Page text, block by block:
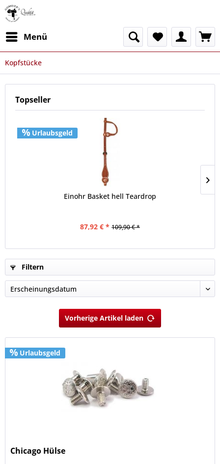
Menü
Kopfstücke
Topseller
Urlaubsgeld
Einohr Basket hell Teardrop
87,92 € * 109,90 € *
Filtern
Vorherige Artikel laden
Urlaubsgeld
Chicago Hülse